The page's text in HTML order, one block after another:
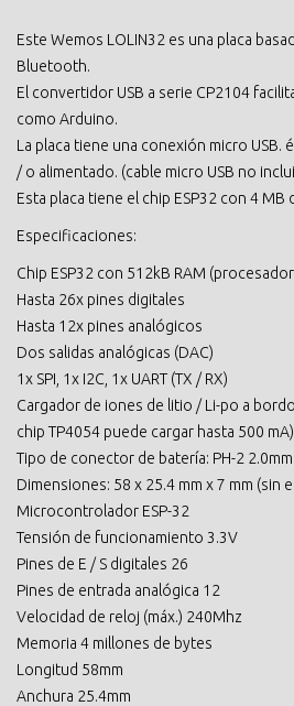
Este Wemos LOLIN32 es una placa
Bluetooth.
El convertidor USB a serie CP2104
como Arduino.
La placa tiene una conexión micro USB.
/ o alimentado. (cable micro USB no
Esta placa tiene el chip ESP32 con 4 MB
Especificaciones:
Chip ESP32 con 512kB RAM
Hasta 26x pines digitales
Hasta 12x pines analógicos
Dos salidas analógicas (DAC)
1x SPI, 1x I2C, 1x UART (TX / RX)
Cargador de iones de litio / Li-po a
chip TP4054 puede cargar hasta 500 mA)
Tipo de conector de batería: PH-2 2.0mm
Dimensiones: 58 x 25.4 mm x 7 mm (sin
Microcontrolador ESP-32
Tensión de funcionamiento 3.3V
Pines de E / S digitales 26
Pines de entrada analógica 12
Velocidad de reloj (máx.) 240Mhz
Memoria 4 millones de bytes
Longitud 58mm
Anchura 25.4mm